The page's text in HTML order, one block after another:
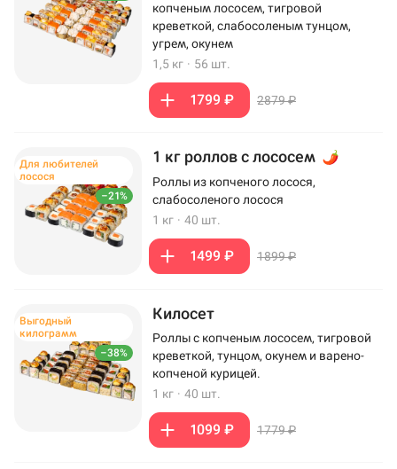
копченым лососем, тигровой
креветкой, слабосоленым тунцом,
угрем, окунем
1,5 кг · 56 шт.
1799 ₽ 2879 ₽
–21%
Для любителей
лосося
1 кг роллов с лососем
Роллы из копченого лосося,
слабосоленого лосося
1 кг · 40 шт.
1499 ₽ 1899 ₽
–38%
Выгодный
килограмм
Килосет
Роллы с копченым лососем, тигровой
креветкой, тунцом, окунем и варено-
копченой курицей.
1 кг · 40 шт.
1099 ₽ 1779 ₽